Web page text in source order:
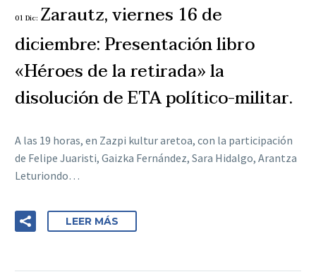
01 Dic: Zarautz, viernes 16 de
diciembre: Presentación libro
«Héroes de la retirada» la
disolución de ETA político-militar.
A las 19 horas, en Zazpi kultur aretoa, con la participación
de Felipe Juaristi, Gaizka Fernández, Sara Hidalgo, Arantza
Leturiondo…
LEER MÁS